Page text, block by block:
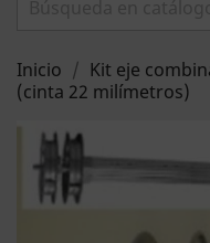
Inicio
Kit eje
(cinta 22 milímetros)